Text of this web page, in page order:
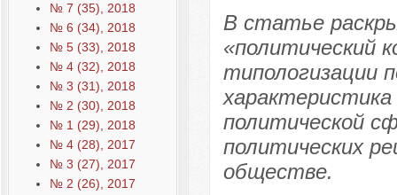
№ 7 (35), 2018
№ 6 (34), 2018
№ 5 (33), 2018
№ 4 (32), 2018
№ 3 (31), 2018
№ 2 (30), 2018
№ 1 (29), 2018
№ 4 (28), 2017
№ 3 (27), 2017
№ 2 (26), 2017
В статье
«политический
типологизации
политической
политических
обществе.